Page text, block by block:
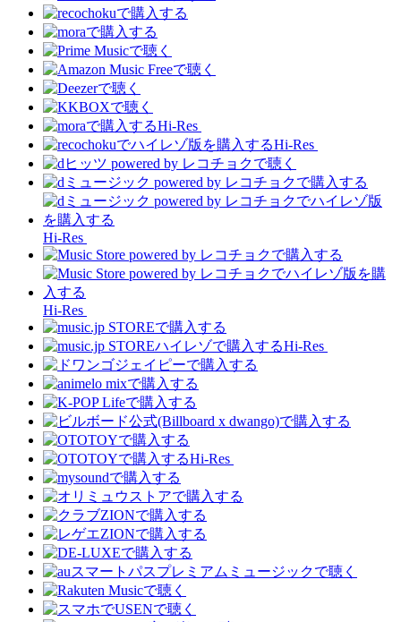
Hi-Res
Hi-Res
Hi-Res
Hi-Res
Hi-Res
Hi-Res